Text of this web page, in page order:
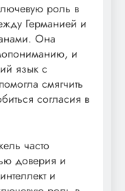
роль в
Германией и
Она
и
язык с
смягчить
согласия в
часто
доверия и
и